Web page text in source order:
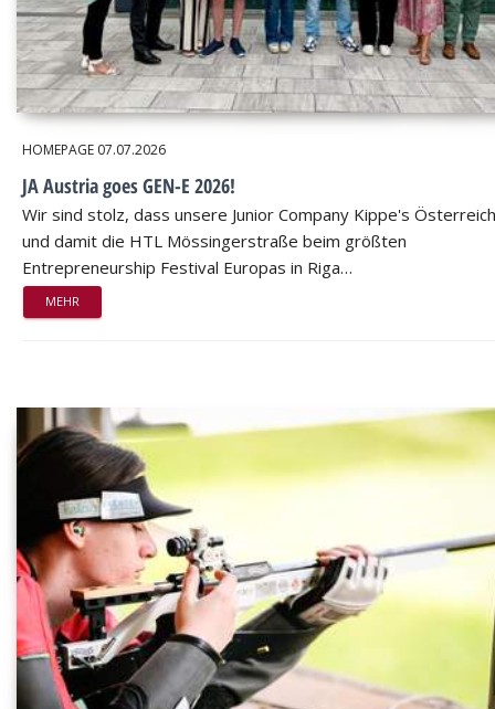
HOMEPAGE 07.07.2026
JA Austria goes GEN-E 2026!
Wir sind stolz, dass unsere Junior Company Kippe's Österreich
und damit die HTL Mössingerstraße beim größten
Entrepreneurship Festival Europas in Riga…
MEHR